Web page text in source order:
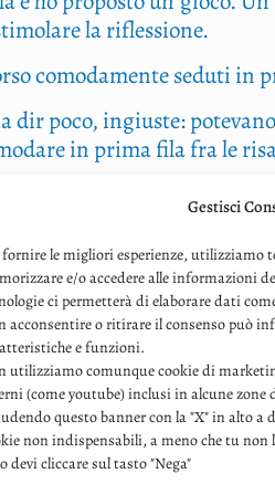
Gestisci
fornire le migliori esperienze, utilizziamo
e/o accedere alle informazioni
ci permetterà di elaborare dati
acconsentire o ritirare il consenso può
e funzioni.
utilizziamo comunque cookie di
(come youtube) inclusi in alcune zone
questo banner con la "X" in alto
non indispensabili, a meno che tu non
devi cliccare sul tasto "Nega"
la riflessione.
como­da­men­te sedu­ti in
dir poco, ingiu­ste:
in pri­ma fila fra le
pren­de­va spun­to da
occa­sio­ne. A otto­bre,
sul famo­so gio­coTabù,
– sem­pli­ce, iro­ni­co,
in que­sto
la qua­le una
punita!
pas­san­do per la let­tu­ra